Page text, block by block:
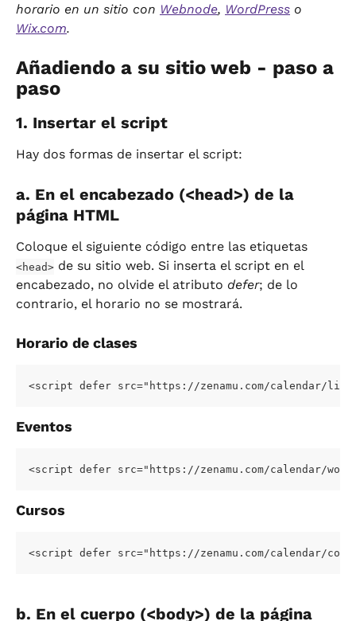
horario en un sitio con Webnode, WordPress o
Wix.com.
Añadiendo a su sitio web - paso a
paso
1. Insertar el script
Hay dos formas de insertar el script:
a. En el encabezado (<head>) de la
página HTML
Coloque el siguiente código entre las etiquetas
<head> de su sitio web. Si inserta el script en el
encabezado, no olvide el atributo defer; de lo
contrario, el horario no se mostrará.
Horario de clases
<script defer src="https://zenamu.com/calendar/
Eventos
<script defer src="https://zenamu.com/calendar/
Cursos
<script defer src="https://zenamu.com/calendar/
b. En el cuerpo (<body>) de la página